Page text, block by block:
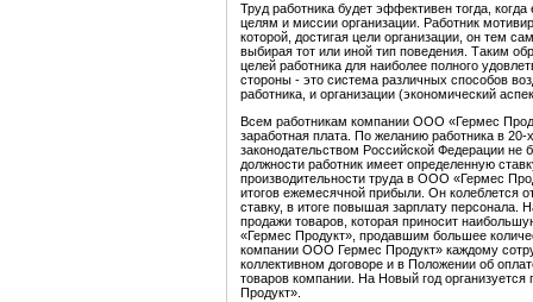
Труд работника будет эффективен тогда,
целям и миссии организации. Работник
которой, достигая цели организации, он тем
выбирая тот или иной тип поведения. Таким
целей работника для наиболее полного
стороны - это система различных способов
работника, и организации (экономический
Всем работникам компании ООО «Гермес
заработная плата. По желанию работника в
законодательством Российской Федерации не
должности работник имеет определенную
производительности труда в ООО «Гермес
итогов ежемесячной прибыли. Он колеблется
ставку, в итоге повышая зарплату персонала.
продажи товаров, которая приносит
«Гермес Продукт», продавшим большее
компании ООО Гермес Продукт» каждому
коллективном договоре и в Положении об
товаров компании. На Новый год
Продукт».